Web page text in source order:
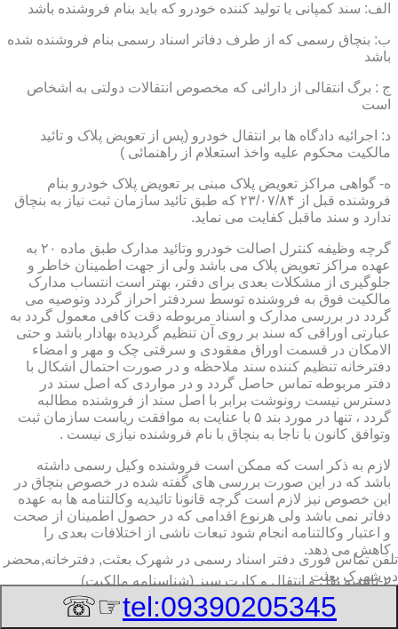
الف: سند کمپانی یا تولید کننده خودرو که باید بنام فروشنده باشد
ب: بنچاق رسمی که از طرف دفاتر اسناد رسمی بنام فروشنده شده
باشد
ج : برگ انتقالی از دارائی که مخصوص انتقالات دولتی به اشخاص
است
د: اجرائیه دادگاه ها بر انتقال خودرو (پس از تعویض پلاک و تائید
مالکیت محکوم علیه واخذ استعلام از راهنمائی )
ه- گواهی مراکز تعویض پلاک مبنی بر تعویض پلاک خودرو بنام
فروشنده قبل از ۲۳/۰۷/۸۴ که طبق تائید سازمان ثبت نیاز به بنچاق
ندارد و سند ماقبل کفایت می نماید.
گرچه وظیفه کنترل اصالت خودرو وتائید مدارک طبق ماده ۲۰ به
عهده مراکز تعویض پلاک می باشد ولی از جهت اطمینان خاطر و
جلوگیری از مشکلات بعدی برای دفتر، بهتر است انتساب مدارک
مالکیت فوق به فروشنده توسط سردفتر احراز گردد وتوصیه می
گردد در بررسی مدارک و اسناد مربوطه دقت کافی معمول گردد به
عبارتی اوراقی که سند بر روی آن تنظیم گردیده بهادار باشد و حتی
الامکان در قسمت اوراق مفقودی و سرقتی چک و مهر و امضاء
دفترخانه تنظیم کننده سند ملاحظه و در صورت احتمال اشکال با
دفتر مربوطه تماس حاصل گردد و در مواردی که اصل سند در
دسترس نیست رونوشت برابر با اصل سند از فروشنده مطالبه
گردد ، تنها در مورد بند ۵ با عنایت به موافقت ریاست سازمان ثبت
وتوافق کانون با ناجا به بنچاق با نام فروشنده نیازی نیست .
لازم به ذکر است که ممکن است فروشنده وکیل رسمی داشته
باشد که در این صورت بررسی های گفته شده در خصوص بنچاق در
این خصوص نیز لازم است گرچه قانونا تائیدیه وکالتنامه ها به عهده
دفاتر نمی باشد ولی هرنوع اقدامی که در حصول اطمینان از صحت
و اعتبار وکالتنامه انجام شود تبعات ناشی از اختلافات بعدی را
کاهش می دهد.
۲-تائیدیه نقل و انتقال و کارت سبز (شناسنامه مالکیت)
برگ تائیدیه نقل و انتقال صادره از مراکز تعویض پلاک حاوی
تلفن تماس فوری دفتر اسناد رسمی در شهرک بعثت, دفترخانه,محضر
در شهرک بعثت
tel:09390205345
☞☏